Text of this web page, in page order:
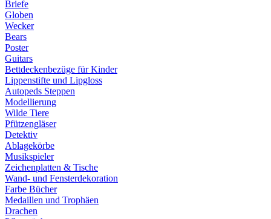
Briefe
Globen
Wecker
Bears
Poster
Guitars
Bettdeckenbezüge für Kinder
Lippenstifte und Lipgloss
Autopeds Steppen
Modellierung
Wilde Tiere
Pfützengläser
Detektiv
Ablagekörbe
Musikspieler
Zeichenplatten & Tische
Wand- und Fensterdekoration
Farbe Bücher
Medaillen und Trophäen
Drachen